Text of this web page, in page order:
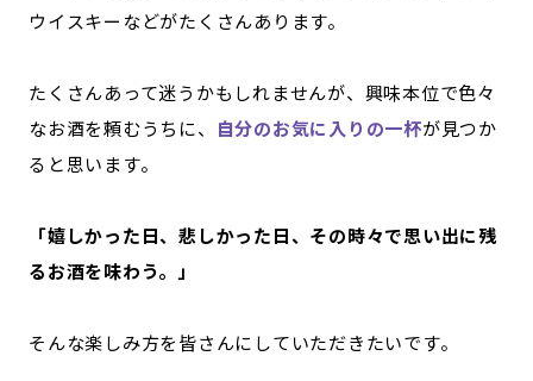
ウイスキーなどがたくさんあります。
たくさんあって迷うかもしれませんが、興味本位で色々
なお酒を頼むうちに、
自分のお気に入りの一杯が見つか
ると思います。
「嬉しかった日、悲しかった日、その時々で思い出に残
るお酒を味わう。」
そんな楽しみ方を皆さんにしていただきたいです。